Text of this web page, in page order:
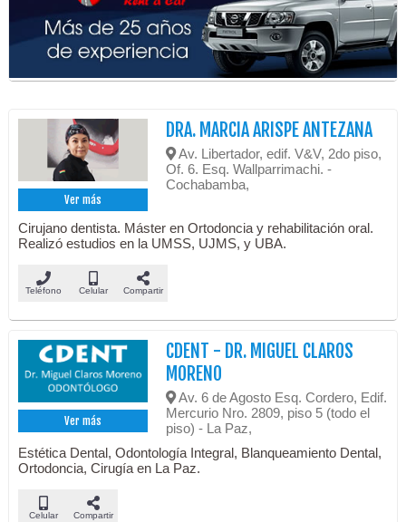
Ver más
DRA. MARCIA ARISPE ANTEZANA
Av. Libertador, edif. V&V, 2do piso,
Of. 6. Esq. Wallparrimachi. -
Cochabamba,
Cirujano dentista. Máster en Ortodoncia y rehabilitación oral.
Realizó estudios en la UMSS, UJMS, y UBA.
Teléfono Celular Compartir
Ver más
CDENT - DR. MIGUEL CLAROS
MORENO
Av. 6 de Agosto Esq. Cordero, Edif.
Mercurio Nro. 2809, piso 5 (todo el
piso) - La Paz,
Estética Dental, Odontología Integral, Blanqueamiento Dental,
Ortodoncia, Cirugía en La Paz.
Celular Compartir